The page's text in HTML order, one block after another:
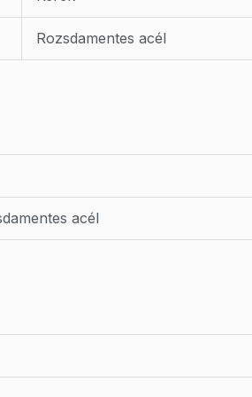
Rozsdamentes acél
acél